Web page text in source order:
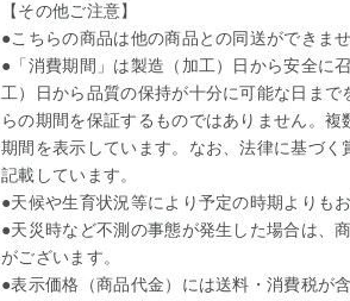
【その他ご注意】
●こちらの商品は他の商品との同送ができませ
●「消費期間」は製造（加工）日から安全に
工）日から品質の保持が十分に可能な日ま
らの期間を保証するものではありません。
期間を表示しています。なお、法律に基づ
記載しています。
●天候や生育状況等により予定の時期よりも
●天災時など不測の事態が発生した場合は、
がございます。
●表示価格（商品代金）には送料・消費税が